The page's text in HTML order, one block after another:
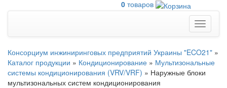
0 товаров
Меню
Консорциум инжиниринговых предприятий Украины "ECO21" »
Каталог продукции » Кондиционирование » Мультизональные
системы кондиционирования (VRV/VRF) » Наружные блоки
мультизональных систем кондиционирования